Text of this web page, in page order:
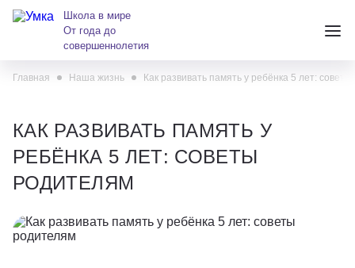
Школа в мире
От года до
совершеннолетия
andreeva@krasumka.ru
Главная Наша жизнь Как развивать память у ребёнка 5 лет:
КАК РАЗВИВАТЬ ПАМЯТЬ У
РЕБЁНКА 5 ЛЕТ: СОВЕТЫ
РОДИТЕЛЯМ